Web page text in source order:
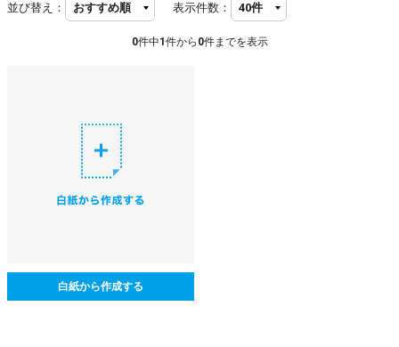
並び替え： 表示件数：
0件中1 件から 0件までを表示
白紙から作成する